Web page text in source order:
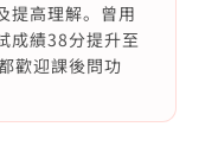
提高理解。曾用
成績38分提升至
歡迎課後問功